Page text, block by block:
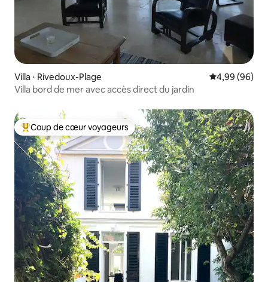
Villa ⋅ Rivedoux-Plage Évaluation
4,99 (96)
Villa bord de mer avec accès direct du jardin
Coups de cœur voyageurs les plus appréciés
Coup de cœur voyageurs